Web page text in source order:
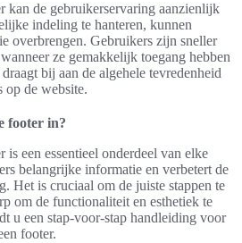
kan de gebruikerservaring aanzienlijk
indeling te hanteren, kunnen
overbrengen. Gebruikers zijn sneller
ze gemakkelijk toegang hebben
bij aan de algehele tevredenheid
op de website.
footer in?
een essentieel onderdeel van elke
belangrijke informatie en verbetert de
Het is cruciaal om de juiste stappen te
om de functionaliteit en esthetiek te
u een stap-voor-stap handleiding voor
footer.